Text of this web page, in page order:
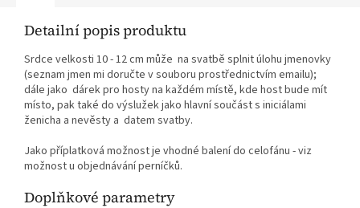
Detailní popis produktu
Srdce velkosti 10 - 12 cm může na svatbě splnit úlohu jmenovky
(seznam jmen mi doručte v souboru prostřednictvím emailu);
dále jako dárek pro hosty na každém místě, kde host bude mít
místo, pak také do výslužek jako hlavní součást s iniciálami
ženicha a nevěsty a datem svatby.
Jako příplatková možnost je vhodné balení do celofánu - viz
možnost u objednávání perníčků.
Doplňkové parametry